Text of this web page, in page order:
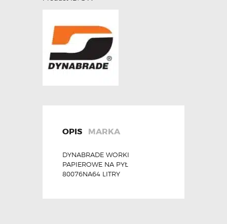
OPIS MARKA
DYNABRADE WORKI
PAPIEROWE NA PYŁ
80076NA64 LITRY